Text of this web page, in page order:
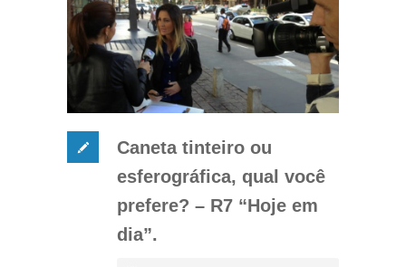
Caneta tinteiro ou
esferográfica, qual você
prefere? – R7 “Hoje em
dia”.